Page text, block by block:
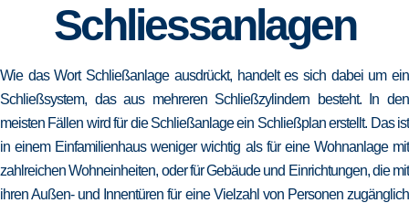
Schliessanlagen
Wie das Wort Schließanlage ausdrückt, handelt es sich dabei um ein
Schließsystem, das aus mehreren Schließzylindern besteht. In den
meisten Fällen wird für die Schließanlage ein Schließplan erstellt. Das ist
in einem Einfamilienhaus weniger wichtig als für eine Wohnanlage mit
zahlreichen Wohneinheiten, oder für Gebäude und Einrichtungen, die mit
ihren Außen- und Innentüren für eine Vielzahl von Personen zugänglich